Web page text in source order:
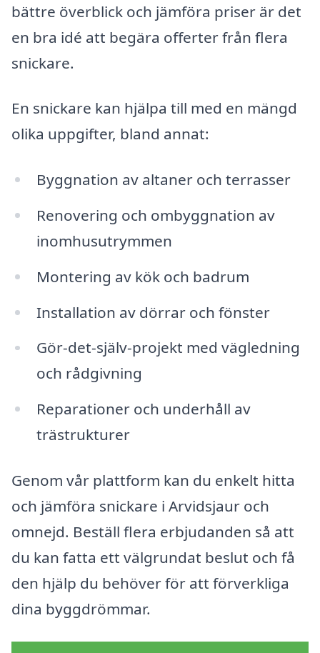
bättre överblick och jämföra priser är det
en bra idé att begära offerter från flera
snickare.
En snickare kan hjälpa till med en mängd
olika uppgifter, bland annat:
Byggnation av altaner och terrasser
Renovering och ombyggnation av
inomhusutrymmen
Montering av kök och badrum
Installation av dörrar och fönster
Gör-det-själv-projekt med vägledning
och rådgivning
Reparationer och underhåll av
trästrukturer
Genom vår plattform kan du enkelt hitta
och jämföra snickare i Arvidsjaur och
omnejd. Beställ flera erbjudanden så att
du kan fatta ett välgrundat beslut och få
den hjälp du behöver för att förverkliga
dina byggdrömmar.